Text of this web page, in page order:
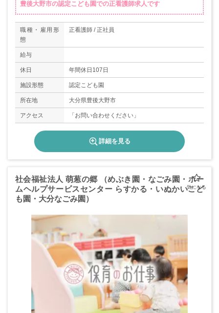
豊後大野市の認定こども園での正看護師求人です
職種・雇用形
態
正看護師 / 正社員
給与
休日 年間休日107日
施設形態 認定こども園
所在地 大分県豊後大野市
アクセス 「お問い合わせください」
詳細を見る
社会福祉法人 萌葱の郷 （めぶき園・なごみ園・ホー
ムヘルプサービスセンター らすかる・いぬかいこど
も園・大分なごみ園）